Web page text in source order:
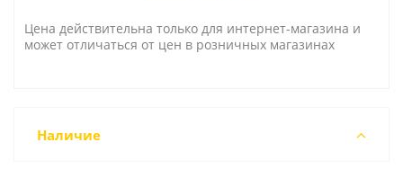
Цена действительна только для интернет-магазина и
может отличаться от цен в розничных магазинах
Наличие